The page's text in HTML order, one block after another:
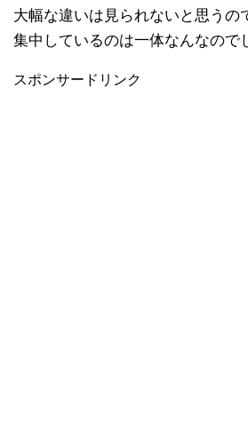
大幅な違いは見られないと思うの
集中しているのは一体なんなので
スポンサードリンク